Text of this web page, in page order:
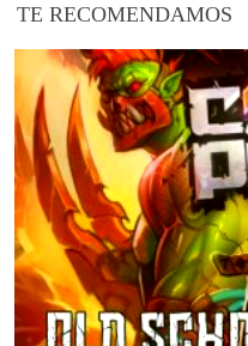
TE RECOMENDAMOS